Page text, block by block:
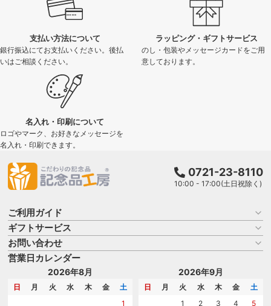
支払い方法について
銀行振込にてお支払いください。後払
いはご相談ください。
ラッピング・ギフトサービス
のし・包装やメッセージカードをご用
意しております。
名入れ・印刷について
ロゴやマーク、お好きなメッセージを
名入れ・印刷できます。
0721-23-8110
10:00 - 17:00(土日祝除く)
ご利用ガイド
お買い物ガイド
よくある質問
はじめての記念品選び
記念品工房の使い方
ギフトサービス
名入れについて
のし
メッセージカード
お問い合わせ
商品選びを相談する
名入れについて相談する
カタログを請求する
営業日カレンダー
2026年8月
日 月 火 水 木 金
土
1
2026年9月
日 月 火 水 木 金
土
1
2 3 4 5